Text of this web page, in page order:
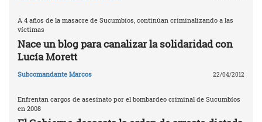
A 4 años de la masacre de Sucumbíos, continúan criminalizando a las
víctimas
Nace un blog para canalizar la solidaridad con
Lucía Morett
Subcomandante Marcos 22/04/2012
Enfrentan cargos de asesinato por el bombardeo criminal de Sucumbíos
en 2008